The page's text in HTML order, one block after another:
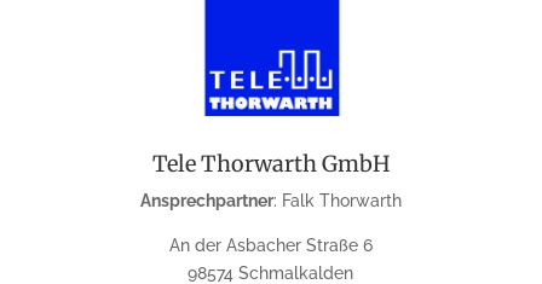
Tele Thorwarth GmbH
Ansprechpartner: Falk Thorwarth
An der Asbacher Straße 6
98574 Schmalkalden